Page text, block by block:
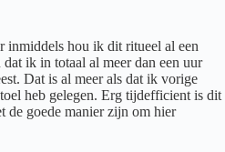
inmiddels hou ik dit ritueel al een
ik in totaal al meer dan een uur
Dat is al meer als dat ik vorige
heb gelegen. Erg tijdefficient is dit
goede manier zijn om hier